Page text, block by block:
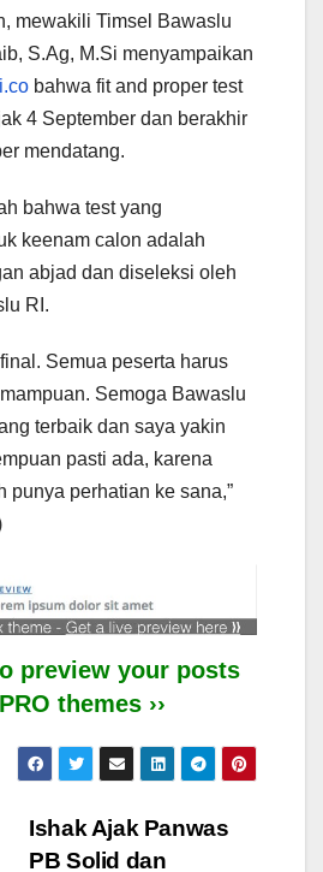
mewakili Timsel Bawaslu
S.Ag, M.Si menyampaikan
bahwa fit and proper test
4 September dan berakhir
mendatang.
bahwa test yang
keenam calon adalah
abjad dan diseleksi oleh
RI.
Semua peserta harus
Semoga Bawaslu
terbaik dan saya yakin
pasti ada, karena
punya perhatian ke sana,”
preview your posts
themes ››
Ishak Ajak Panwas
PB Solid dan